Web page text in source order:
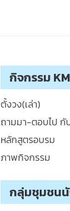
กิจกรรม KM
ตั้งวง(เล่า)
ถามมา-ตอบไป กั
หลักสูตรอบรม
ภาพกิจกรรม
กลุ่มชุมชน